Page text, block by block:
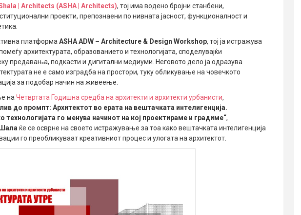
| Architects (ASHA | Architects), тој има водено бројни станбени,
проекти, препознаени по нивната јасност, функционалност и
платформа ASHA ADW – Architecture & Design Workshop, тој ја истражува
архитектурата, образованието и технологијата, споделувајќи
предавања, подкасти и дигитални медиуми. Неговото дело ја одразува
не е само изградба на простори, туку обликување на човечкото
за подобар начин на живеење.
на Четвртата Годишна средба на архитекти и архитекти урбанисти,
до промпт: Архитектот во ерата на вештачката интелигенција.
технологијата го менува начинот на кој проектираме и градиме“,
ќе се осврне на своето истражување за тоа како вештачката интелигенција
го преобликуваат креативниот процес и улогата на архитектот.